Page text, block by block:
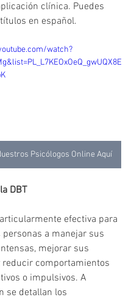
clínica. Puedes
en español.
watch?
Psicólogos Online Aquí
DBT
efectiva para
personas a manejar sus
mejorar sus
reducir comportamientos
o impulsivos. A
se detallan los